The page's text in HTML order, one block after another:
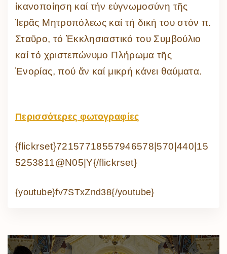
ἱκανοποίηση καί τήν εὐγνωμοσύνη τῆς
Ἱερᾶς Μητροπόλεως καί τή δική του στόν π.
Σταῦρο, τό Ἐκκλησιαστικό του Συμβούλιο
καί τό χριστεπώνυμο Πλήρωμα τῆς
Ἐνορίας, πού ἄν καί μικρή κάνει θαύματα.
Περισσότερες φωτογραφίες
{flickrset}72157718557946578|570|440|15
5253811@N05|Y{/flickrset}
{youtube}fv7STxZnd38{/youtube}